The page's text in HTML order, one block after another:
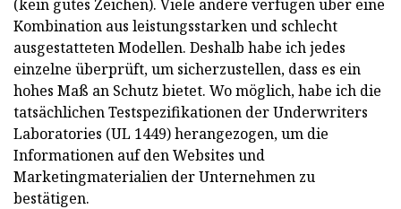
(kein gutes Zeichen). Viele andere verfügen über eine
Kombination aus leistungsstarken und schlecht
ausgestatteten Modellen. Deshalb habe ich jedes
einzelne überprüft, um sicherzustellen, dass es ein
hohes Maß an Schutz bietet. Wo möglich, habe ich die
tatsächlichen Testspezifikationen der Underwriters
Laboratories (UL 1449) herangezogen, um die
Informationen auf den Websites und
Marketingmaterialien der Unternehmen zu
bestätigen.